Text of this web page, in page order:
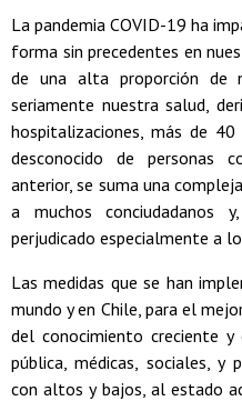
La pandemia COVID-19 ha
forma sin precedentes en
de una alta proporción de
seriamente nuestra salud,
hospitalizaciones, más de
desconocido de personas
anterior, se suma una
a muchos conciudadanos
perjudicado especialmente a
Las medidas que se han
mundo y en Chile, para el
del conocimiento creciente y
pública, médicas, sociales, y
con altos y bajos, al estado